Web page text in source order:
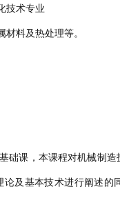
技术专业
材料及热处理等。
础课，本课程对机械制
及基本技术进行阐述的